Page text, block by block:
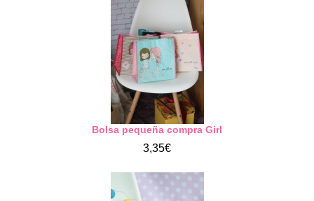
Bolsa pequeña compra Girl
3,35€